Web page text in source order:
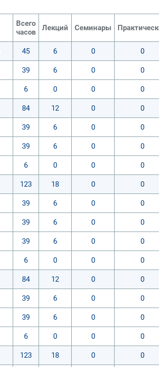
Всего
часов
Лекций Семинары
45 6 0 0
39 6 0 0
6 0 0 0
84 12 0 0
39 6 0 0
39 6 0 0
6 0 0 0
123 18 0 0
39 6 0 0
39 6 0 0
39 6 0 0
6 0 0 0
84 12 0 0
39 6 0 0
39 6 0 0
6 0 0 0
123 18 0 0